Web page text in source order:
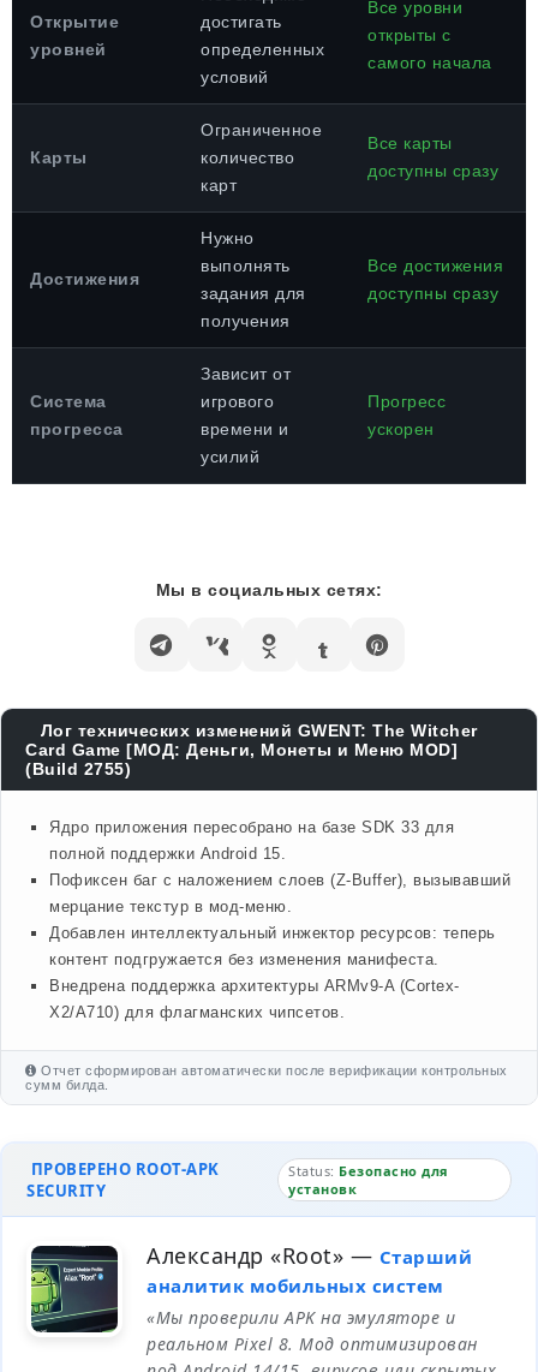
Открытие
уровней
достигать
определенных
условий
Все уровни
открыты с
самого начала
Карты
Ограниченное
количество
карт
Все карты
доступны сразу
Достижения
Нужно
выполнять
задания для
получения
Все достижения
доступны сразу
Система
прогресса
Зависит от
игрового
времени и
усилий
Прогресс
ускорен
Мы в социальных сетях:
Лог технических изменений GWENT: The Witcher
Card Game [МОД: Деньги, Монеты и Меню MOD]
(Build 2755)
Ядро приложения пересобрано на базе SDK 33 для
полной поддержки Android 15.
Пофиксен баг с наложением слоев (Z-Buffer), вызывавший
мерцание текстур в мод-меню.
Добавлен интеллектуальный инжектор ресурсов: теперь
контент подгружается без изменения манифеста.
Внедрена поддержка архитектуры ARMv9-A (Cortex-
X2/A710) для флагманских чипсетов.
Отчет сформирован автоматически после верификации контрольных
сумм билда.
ПРОВЕРЕНО ROOT-APK
SECURITY
Status: Безопасно для
установк
Александр «Root» — Старший
аналитик мобильных систем
«Мы проверили APK на эмуляторе и
реальном Pixel 8. Мод оптимизирован